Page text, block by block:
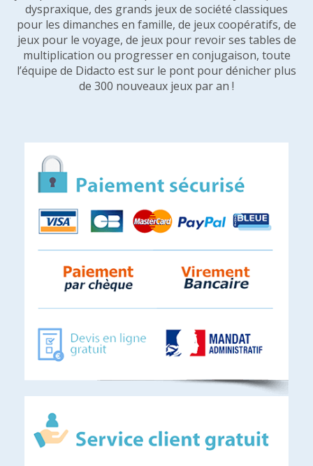
dyspraxique, des grands jeux de société classiques
pour les dimanches en famille, de jeux coopératifs, de
jeux pour le voyage, de jeux pour revoir ses tables de
multiplication ou progresser en conjugaison, toute
l’équipe de Didacto est sur le pont pour dénicher plus
de 300 nouveaux jeux par an !